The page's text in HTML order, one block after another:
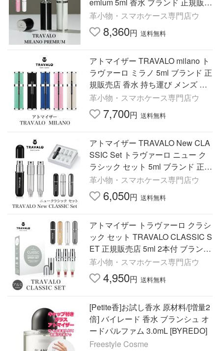
店 おしゃれ ギフト メンズ レディ
ース 爆買
革小物・スマホケース専門店ウ
8,360円 送料無料
アトマイザー TRAVALO milano ト
ラヴァーロ ミラノ 5ml ブランド 正
規販売店 香水 持ち運び メンズ レ
ディース ブランド おしゃれ 高級
プレゼント 爆買
革小物・スマホケース専門店ウ
7,700円 送料無料
アトマイザー TRAVALO New CLA
SSIC Set トラヴァーロ ニュー ク
ラシック セット 5ml ブランド 正規
販売店 香水 おしゃれ プレゼント
底部充填 クイック 爆買
革小物・スマホケース専門店ウ
6,050円 送料無料
アトマイザー トラヴァーロ クラシ
ック セット TRAVALO CLASSIC S
ET 正規販売店 5ml 2本付 ブランド
香水 持ち運び 底部充填 クイック
メンズ レディース 爆買
革小物・スマホケース専門店ウ
4,950円 送料無料
[Petite香]お試し香水 原材料/[増量2
倍] バイレード 香水 ブランシュ オ
ードパルファム 3.0mL [BYREDO]
Freestyle Cosme